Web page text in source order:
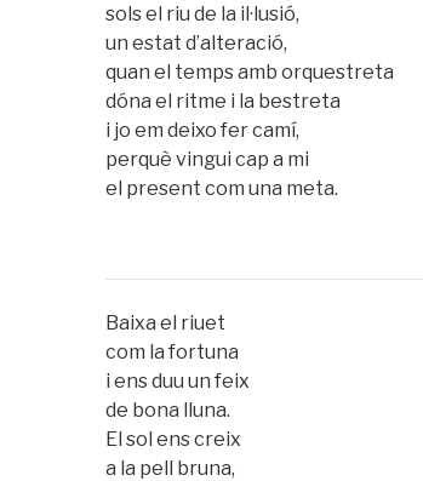
sols el riu de la il·lusió,
un estat d’alteració,
quan el temps amb orquestreta
dóna el ritme i la bestreta
i jo em deixo fer camí,
perquè vingui cap a mi
el present com una meta.
Baixa el riuet
com la fortuna
i ens duu un feix
de bona lluna.
El sol ens creix
a la pell bruna,